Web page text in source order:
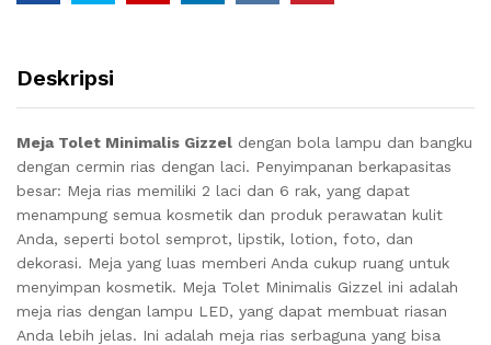
Deskripsi
Meja Tolet Minimalis Gizzel dengan bola lampu dan bangku
dengan cermin rias dengan laci. Penyimpanan berkapasitas
besar: Meja rias memiliki 2 laci dan 6 rak, yang dapat
menampung semua kosmetik dan produk perawatan kulit
Anda, seperti botol semprot, lipstik, lotion, foto, dan
dekorasi. Meja yang luas memberi Anda cukup ruang untuk
menyimpan kosmetik. Meja Tolet Minimalis Gizzel ini adalah
meja rias dengan lampu LED, yang dapat membuat riasan
Anda lebih jelas. Ini adalah meja rias serbaguna yang bisa